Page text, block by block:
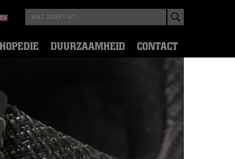
DUURZAAMHEID CONTACT